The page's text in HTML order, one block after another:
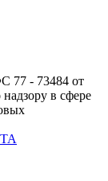
77 - 73484 от
в сфере